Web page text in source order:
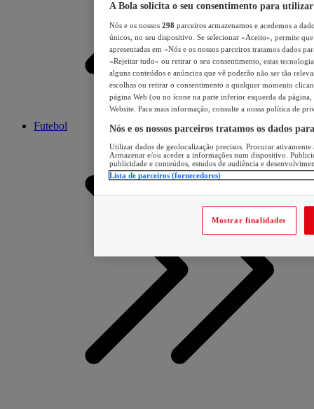
Futebol
A Bola solicita o seu consentimento para utilizar
Nós e os nossos 298 parceiros armazenamos e acedemos a
únicos, no seu dispositivo. Se selecionar «Aceito», permite
apresentadas em «Nós e os nossos parceiros tratamos dados
«Rejeitar tudo» ou retirar o seu consentimento, estas
alguns conteúdos e anúncios que vê poderão não ser tão
escolhas ou retirar o consentimento a qualquer momento
página Web (ou no ícone na parte inferior esquerda da página,
Website. Para mais informação, consulte a nossa política de
Nós e os nossos parceiros tratamos os dados
Utilizar dados de geolocalização precisos. Procurar
Armazenar e/ou aceder a informações num dispositivo.
publicidade e conteúdos, estudos de audiência e
Lista de parceiros (fornecedores)
Mostrar finalidades